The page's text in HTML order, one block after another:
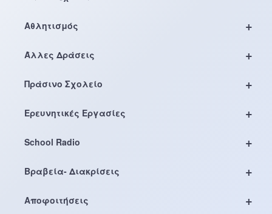
+
Αθλητισμός
+
Άλλες Δράσεις
+
Πράσινο Σχολείο
+
Ερευνητικές Εργασίες
+
School Radio
+
Βραβεία- Διακρίσεις
+
Αποφοιτήσεις